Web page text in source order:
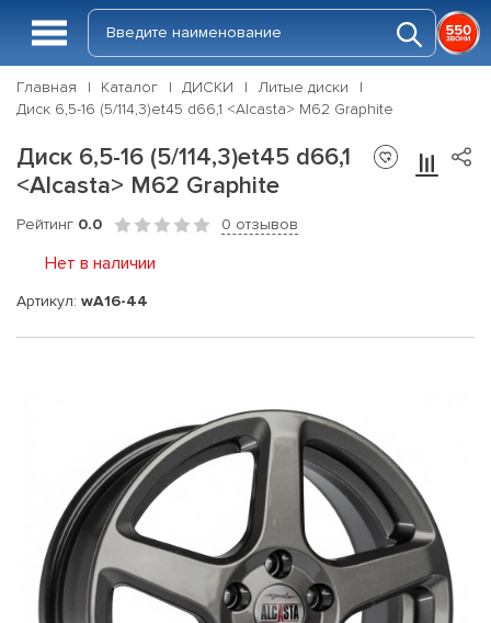
Главная Каталог ДИСКИ
Литые диски
Диск 6,5-16 (5/114,3)et45 d66,1 <Alcasta> M62 Graphite
Диск 6,5-16 (5/114,3)et45 d66,1
<Alcasta> M62 Graphite
Рейтинг 0.0 0 отзывов
Нет в наличии
Артикул: wA16-44